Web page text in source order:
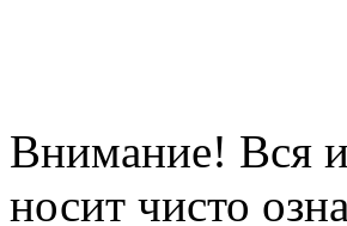
Внимание! Вся
носит чисто